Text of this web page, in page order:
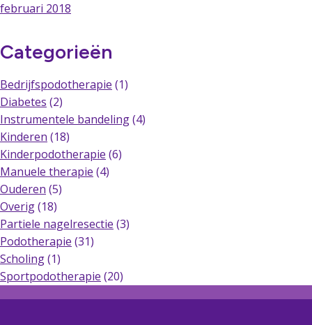
februari 2018
Categorieën
Bedrijfspodotherapie (1)
Diabetes (2)
Instrumentele bandeling(4)
Kinderen (18)
Kinderpodotherapie (6)
Manuele therapie (4)
Ouderen (5)
Overig(18)
Partiele nagelresectie (3)
Podotherapie (31)
Scholing(1)
Sportpodotherapie (20)